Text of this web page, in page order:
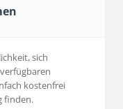
sich
kostenfrei
finden.